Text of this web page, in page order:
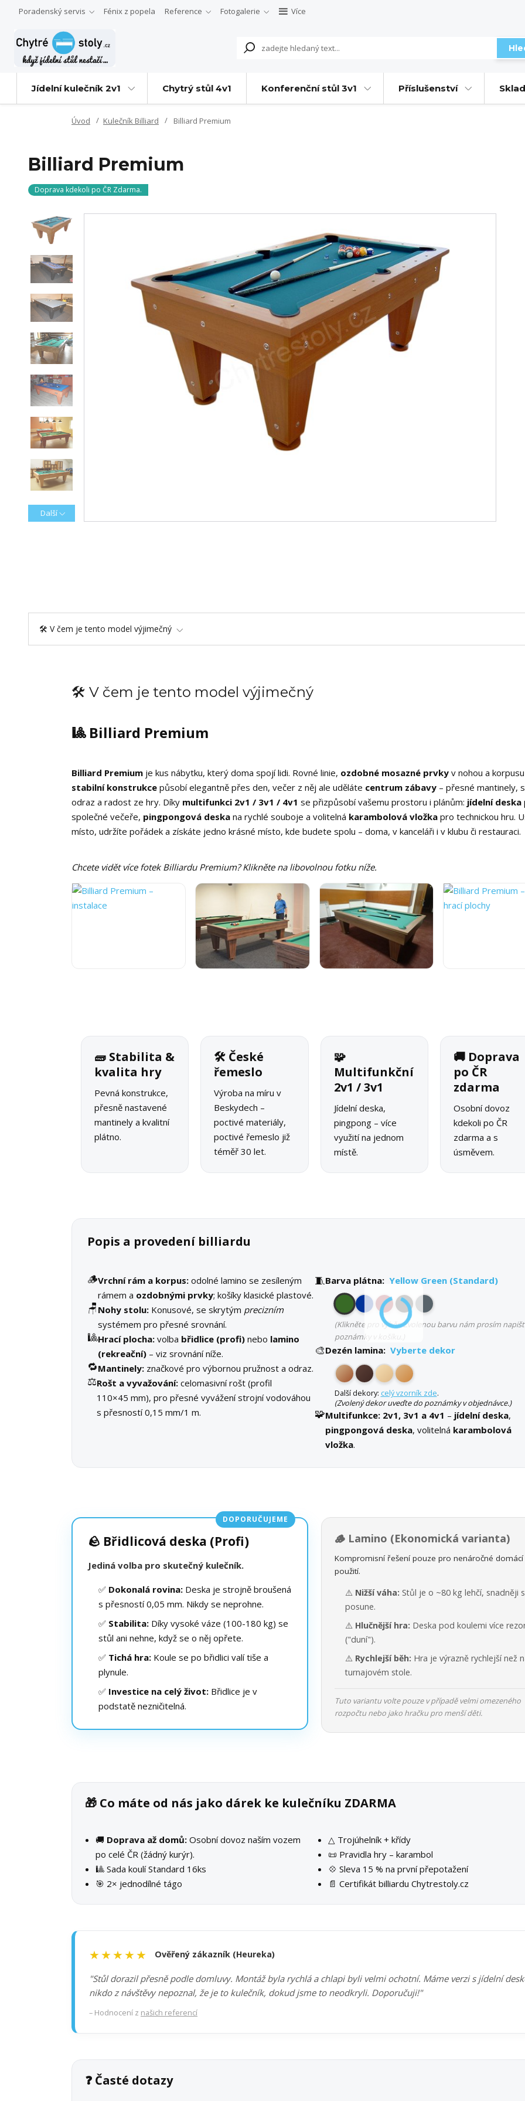
Poradenský servis Fénix z popela Reference Fotogalerie Více
Jídelní kulečník 2v1 Chytrý stůl 4v1 Konferenční stůl 3v1 Příslušenství
Úvod Kulečník Billiard Billiard Premium
Billiard Premium
Doprava kdekoli po ČR Zdarma.
Další
🛠️ V čem je tento model výjimečný
🛠️ V čem je tento model výjimečný
🎱 Billiard Premium
Billiard Premium je kus nábytku, který doma spojí lidi. Rovné linie, ozdobné mosazné prvky v nohou a
stabilní konstrukce působí elegantně přes den, večer z něj ale uděláte centrum zábavy – přesné mantinely,
odraz a radost ze hry. Díky multifunkci 2v1 / 3v1 / 4v1 se přizpůsobí vašemu prostoru i plánům: jídelní deska
společné večeře, pingpongová deska na rychlé souboje a volitelná karambolová vložka pro technickou hru.
místo, udržíte pořádek a získáte jedno krásné místo, kde budete spolu – doma, v kanceláři i v klubu či restauraci.
Chcete vidět více fotek Billiardu Premium? Klikněte na libovolnou fotku níže.
🧱 Stabilita &
kvalita hry
Pevná konstrukce,
přesně nastavené
mantinely a kvalitní
plátno.
🛠 České
řemeslo
Výroba na míru v
Beskydech –
poctivé materiály,
poctivé řemeslo již
téměř 30 let.
🧩
Multifunkční
2v1 / 3v1
Jídelní deska,
pingpong – více
využití na jednom
místě.
🚚 Doprava
po ČR
zdarma
Osobní dovoz
kdekoli po ČR
zdarma a s
úsměvem.
Popis a provedení billiardu
🪵Vrchní rám a korpus: odolné lamino se zesíleným
rámem a ozdobnými prvky; košíky klasické plastové.
🪑 Nohy stolu: Konusové, se skrytým precizním
systémem pro přesné srovnání.
🎱Hrací plocha: volba břidlice (profi) nebo lamino
(rekreační) – viz srovnání níže.
🔁Mantinely: značkové pro výbornou pružnost a odraz.
⚖️Rošt a vyvažování: celomasivní rošt (profil
110×45 mm), pro přesné vyvážení strojní vodováhou
s přesností 0,15 mm/1 m.
🧵Barva plátna: Yellow Green (Standard)
(Klikněte pro výběr. Zvolenou barvu nám prosím
poznámky v košíku.)
🎨Dezén lamina: Vyberte dekor
Další dekory: celý vzorník zde.
(Zvolený dekor uveďte do poznámky v objednávce.)
🧩Multifunkce:2v1, 3v1 a 4v1 – jídelní deska,
pingpongová deska, volitelná karambolová
vložka.
DOPORUČUJEME
🪨 Břidlicová deska (Profi)
Jediná volba pro skutečný kulečník.
✅ Dokonalá rovina: Deska je strojně broušená
s přesností 0,05 mm. Nikdy se neprohne.
✅ Stabilita: Díky vysoké váze (100-180 kg) se
stůl ani nehne, když se o něj opřete.
✅ Tichá hra: Koule se po břidlici valí tiše a
plynule.
✅ Investice na celý život: Břidlice je v
podstatě nezničitelná.
🪵 Lamino (Ekonomická varianta)
Kompromisní řešení pouze pro nenáročné domácí
použití.
⚠️ Nižší váha: Stůl je o ~80 kg lehčí, snadněji
posune.
⚠️ Hlučnější hra: Deska pod koulemi více
("duní").
⚠️ Rychlejší běh: Hra je výrazně rychlejší než
turnajovém stole.
Tuto variantu volte pouze v případě velmi omezeného
rozpočtu nebo jako hračku pro menší děti.
🎁 Co máte od nás jako dárek ke kulečníku ZDARMA
🚚 Doprava až domů: Osobní dovoz naším vozem
po celé ČR (žádný kurýr).
🎱 Sada koulí Standard 16ks
🎯 2× jednodílné tágo
△ Trojúhelník + křídy
📜 Pravidla hry – karambol
💠 Sleva 15 % na první přepotažení
📄 Certifikát billiardu Chytrestoly.cz
★★★★★ Ověřený zákazník (Heureka)
"Stůl dorazil přesně podle domluvy. Montáž byla rychlá a chlapi byli velmi ochotní. Máme verzi s jídelní
nikdo z návštěvy nepoznal, že je to kulečník, dokud jsme to neodkryli. Doporučuji!"
– Hodnocení z našich referencí
❓ Časté dotazy